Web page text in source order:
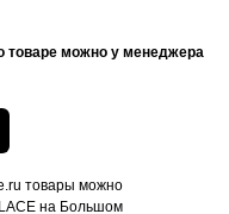
товаре можно у менеджера
товары можно
на Большом